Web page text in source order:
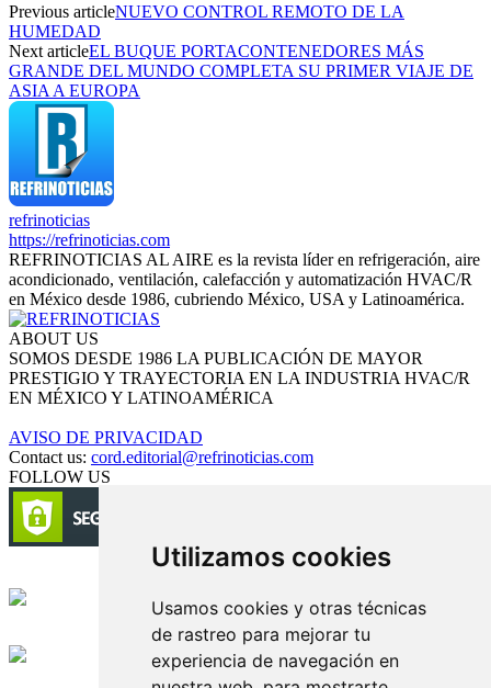
Utilizamos cookies
Usamos cookies y otras técnicas
de rastreo para mejorar tu
experiencia de navegación en
Previous articleNUEVO CONTROL REMOTO DE LA
HUMEDAD
Next articleEL BUQUE PORTACONTENEDORES MÁS
GRANDE DEL MUNDO COMPLETA SU PRIMER VIAJE DE
ASIA A EUROPA
refrinoticias
https://refrinoticias.com
REFRINOTICIAS AL AIRE es la revista líder en refrigeración, aire
acondicionado, ventilación, calefacción y automatización HVAC/R
en México desde 1986, cubriendo México, USA y Latinoamérica.
ABOUT US
SOMOS DESDE 1986 LA PUBLICACIÓN DE MAYOR
PRESTIGIO Y TRAYECTORIA EN LA INDUSTRIA HVAC/R
EN MÉXICO Y LATINOAMÉRICA
AVISO DE PRIVACIDAD
Contact us: cord.editorial@refrinoticias.com
FOLLOW US